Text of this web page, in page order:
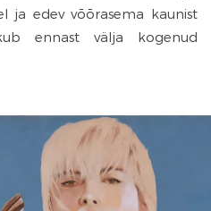
ja edev võõrasema kaunist
ennast välja kogenud